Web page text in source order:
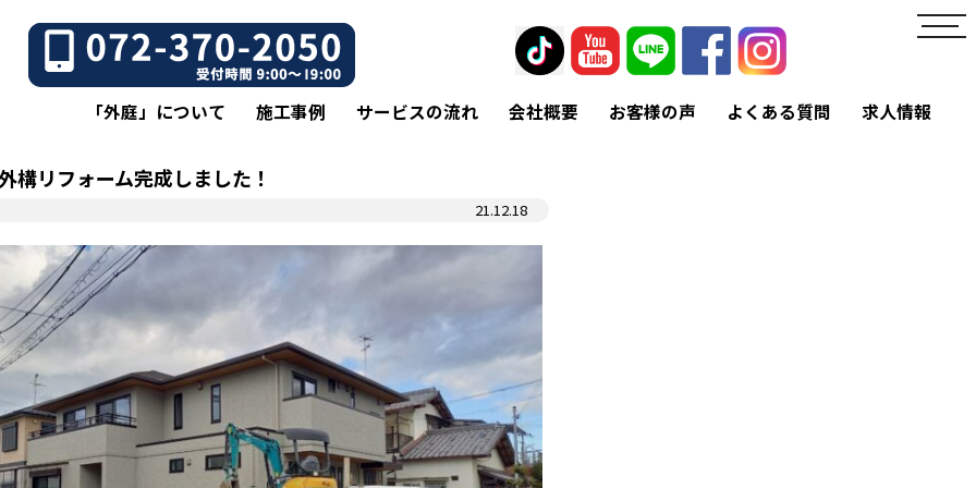
toggle
「外庭」について 施工事例 サービスの流れ 会社概要 お客様の声 よくある質問 求人情報
構リフォーム完成しました！
21.12.18